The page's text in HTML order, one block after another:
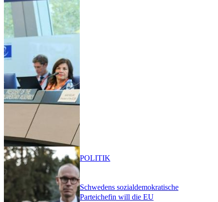
Schwedens sozialdemokratische
Parteichefin will die EU
POLITIK